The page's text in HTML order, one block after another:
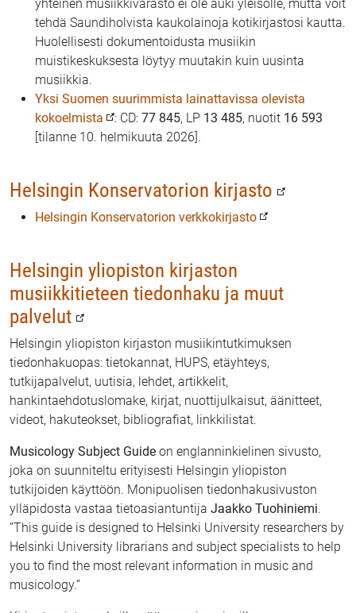
yhteinen musiikkivarasto ei ole auki yleisölle, mutta voit
tehdä Saundiholvista kaukolainoja kotikirjastosi kautta.
Huolellisesti dokumentoidusta musiikin
muistikeskuksesta löytyy muutakin kuin uusinta
musiikkia.
Yksi Suomen suurimmista lainattavissa olevista
kokoelmista
: CD: 77 845, LP 13 485, nuotit 16 593
[tilanne 10. helmikuuta 2026].
Helsingin Konservatorion kirjasto
Helsingin Konservatorion verkkokirjasto
Helsingin yliopiston kirjaston
musiikkitieteen tiedonhaku ja muut
palvelut
Helsingin yliopiston kirjaston musiikintutkimuksen
tiedonhakuopas: tietokannat, HUPS, etäyhteys,
tutkijapalvelut, uutisia, lehdet, artikkelit,
hankintaehdotuslomake, kirjat, nuottijulkaisut, äänitteet,
videot, hakuteokset, bibliografiat, linkkilistat.
Musicology Subject Guide on englanninkielinen sivusto,
joka on suunniteltu erityisesti Helsingin yliopiston
tutkijoiden käyttöön. Monipuolisen tiedonhakusivuston
ylläpidosta vastaa tietoasiantuntija Jaakko Tuohiniemi.
”This guide is designed to Helsinki University researchers by
Helsinki University librarians and subject specialists to help
you to find the most relevant information in music and
musicology.”